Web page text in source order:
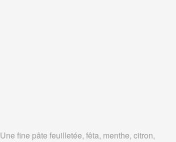
Une fine pâte feuilletée, fêta, menthe, citron,